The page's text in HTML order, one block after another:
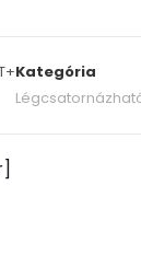
Kategória